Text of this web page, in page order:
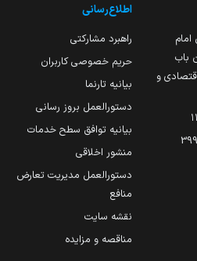
باب
و
اطلاع‌رسانی
راهبرد مشارکتی
حریم خصوصی کاربران
بیانیه تارنما
دستورالعمل بروز رسانی
بیانیه توافق سطح خدمات
منشور اخلاقی
دستورالعمل مدیریت تعارض
منافع
نقشه سایت
مناقصه و مزایده